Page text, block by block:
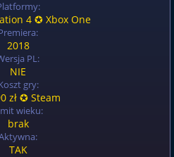
4 ✪ Xbox One
2018
PL:
NIE
gry:
zł ✪ Steam
wieku:
brak
TAK